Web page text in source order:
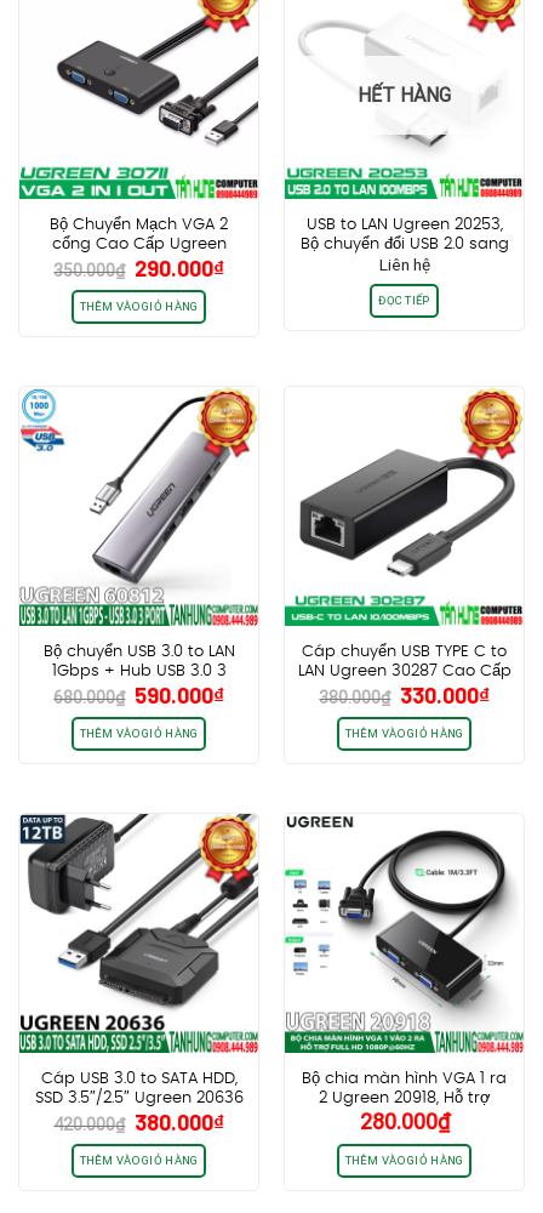
Bộ Chuyển Mạch VGA 2
cổng Cao Cấp Ugreen
30711
350.000₫ Giá
gốc
là:
350.000₫.
290.000₫Giá
THÊM VÀO GIỎ HÀNG
HẾT HÀNG
USB to LAN Ugreen 20253,
Bộ chuyển đổi USB 2.0 sang
Lan RJ45 Cao cấp
Liên hệ
ĐỌC TIẾP
Bộ chuyển USB 3.0 to LAN
1Gbps + Hub USB 3.0 3
Cổng Ugreen 60812 Cao
Cấp
680.000₫ Giá
gốc
là:
680.000₫.
590.000₫Giá
THÊM VÀO GIỎ HÀNG
Cáp chuyển USB TYPE C to
LAN Ugreen 30287 Cao Cấp
Chính Hãng
380.000₫ Giá
gốc
là:
380.000₫.
330.000₫Giá
THÊM VÀO GIỎ HÀNG
Cáp USB 3.0 to SATA HDD,
SSD 3.5″/2.5″ Ugreen 20636
hỗ trợ 12TB, kèm nguồn
12V/2A Chính hãng cao cấp
420.000₫ Giá
gốc
là:
420.000₫.
380.000₫Giá
THÊM VÀO GIỎ HÀNG
Bộ chia màn hình VGA 1 ra
2 Ugreen 20918, Hỗ trợ
VGA,SVGA FullHD
1060P@60Hz
280.000₫
THÊM VÀO GIỎ HÀNG